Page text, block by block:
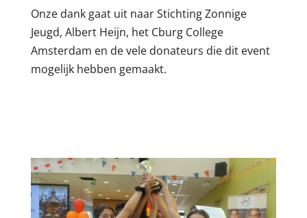
Onze dank gaat uit naar Stichting Zonnige
Jeugd, Albert Heijn, het Cburg College
Amsterdam en de vele donateurs die dit event
mogelijk hebben gemaakt.